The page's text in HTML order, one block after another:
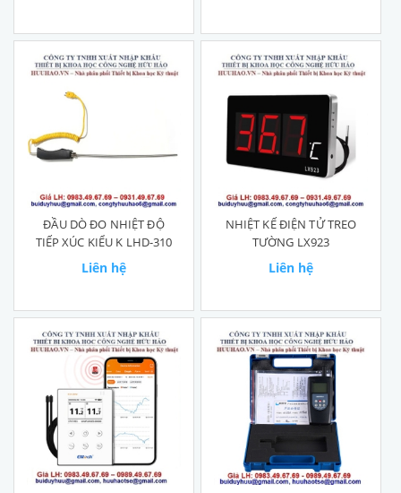
ĐẦU DÒ ĐO NHIỆT ĐỘ
TIẾP XÚC KIỂU K LHD-310
Liên hệ
NHIỆT KẾ ĐIỆN TỬ TREO
TƯỜNG LX923
Liên hệ